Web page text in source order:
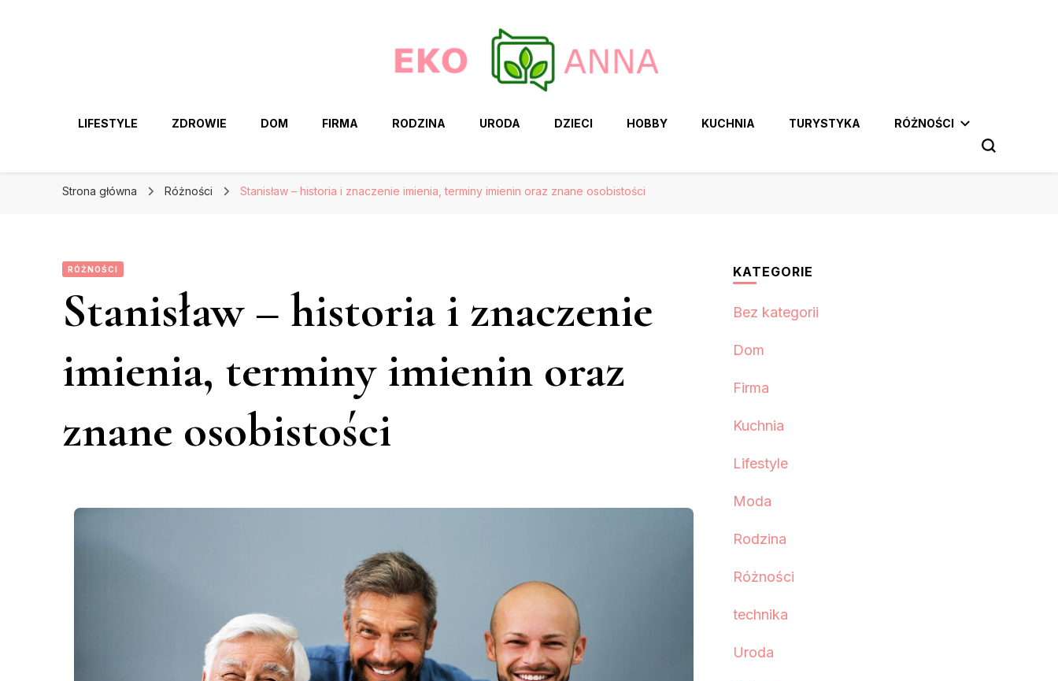
LIFESTYLE ZDROWIE DOM FIRMA RODZINA URODA DZIECI HOBBY KUCHNIA TURYSTYKA RÓŻNOŚCI
Strona główna Różności Stanisław – historia i znaczenie imienia, terminy imienin oraz znane osobistości
RÓŻNOŚCI
Stanisław – historia i znaczenie
imienia, terminy imienin oraz
znane osobistości
KATEGORIE
Bez kategorii
Dom
Firma
Kuchnia
Lifestyle
Moda
Rodzina
Różności
technika
Uroda